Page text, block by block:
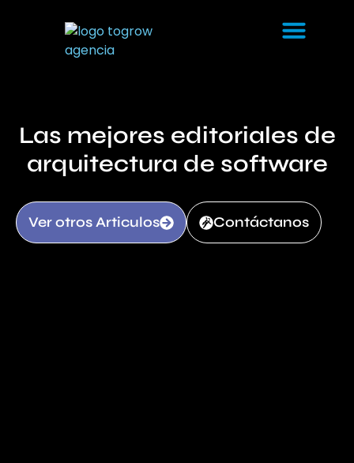
Las mejores editoriales de
arquitectura de software
Ver otros Articulos Contáctanos